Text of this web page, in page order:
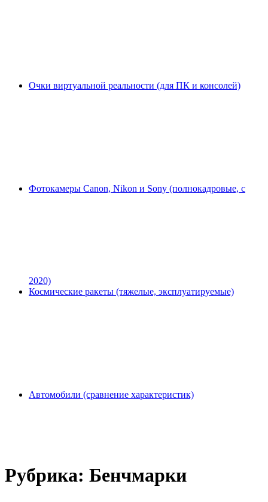
Очки виртуальной реальности (для ПК и консолей)
Фотокамеры Canon, Nikon и Sony (полнокадровые, с
2020)
Космические ракеты (тяжелые, эксплуатируемые)
Автомобили (сравнение характеристик)
Рубрика: Бенчмарки